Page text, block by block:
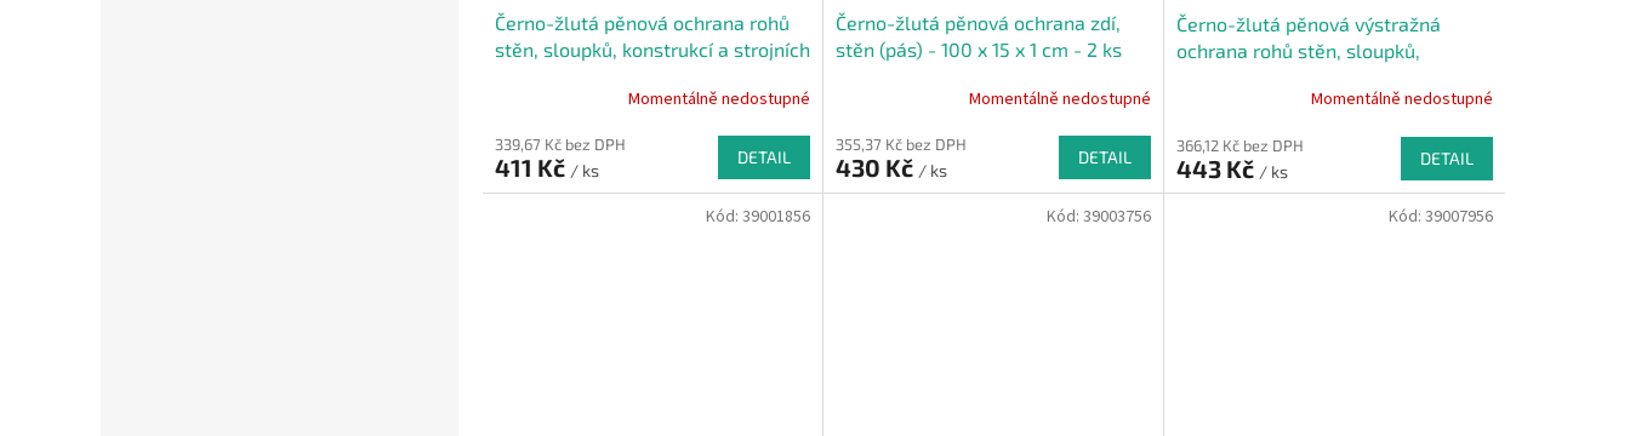
Černo-žlutá pěnová ochrana rohů
stěn, sloupků, konstrukcí a strojních
Momentálně nedostupné
339,67 Kč bez DPH
411 Kč / ks
DETAIL
Černo-žlutá pěnová ochrana zdí,
stěn (pás) - 100 x 15 x 1 cm - 2 ks
Momentálně nedostupné
355,37 Kč bez DPH
430 Kč / ks
DETAIL
Černo-žlutá pěnová výstražná
ochrana rohů stěn, sloupků,
100 x 4,3 x 3 cmMomentálně nedostupné
366,12 Kč bez DPH
443 Kč / ks
DETAIL
Kód: 39001856 Kód: 39003756 Kód: 39007956